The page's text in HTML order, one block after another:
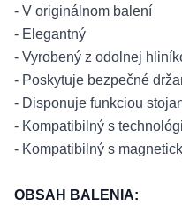
- V originálnom balení
- Elegantný
- Vyrobený z odolnej
- Poskytuje bezpečné
- Disponuje funkciou
- Kompatibilný s
- Kompatibilný s
OBSAH BALENIA: